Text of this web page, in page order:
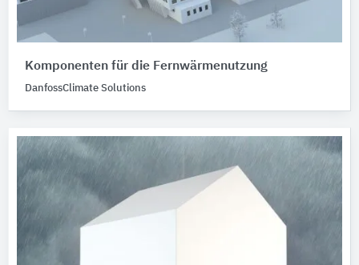
Komponenten für die Fernwärmenutzung
DanfossClimate Solutions